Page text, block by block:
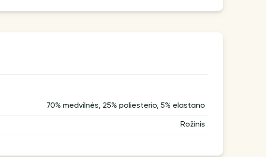
70% medvilnės, 25% poliesterio, 5% elastano
Rožinis